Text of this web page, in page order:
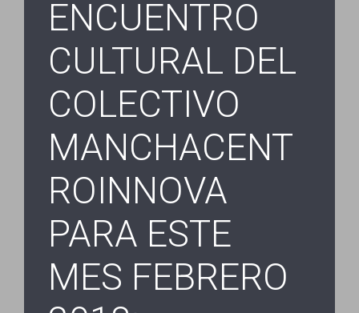
ENCUENTRO
CULTURAL DEL
COLECTIVO
MANCHACENT
ROINNOVA
PARA ESTE
MES FEBRERO